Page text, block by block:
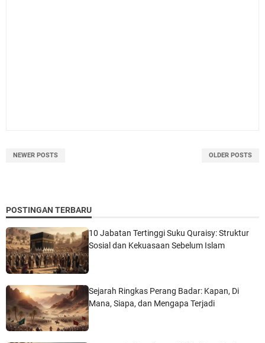
NEWER POSTS OLDER POSTS
POSTINGAN TERBARU
10 Jabatan Tertinggi Suku Quraisy: Struktur
Sosial dan Kekuasaan Sebelum Islam
Sejarah Ringkas Perang Badar: Kapan, Di
Mana, Siapa, dan Mengapa Terjadi